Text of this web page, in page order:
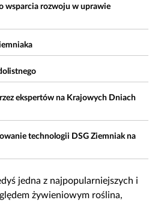
wsparcia rozwoju w uprawie
ekspertów na Krajowych Dniach
technologii DSG Ziemniak na
jedna z najpopularniejszych i
żywieniowym roślina,